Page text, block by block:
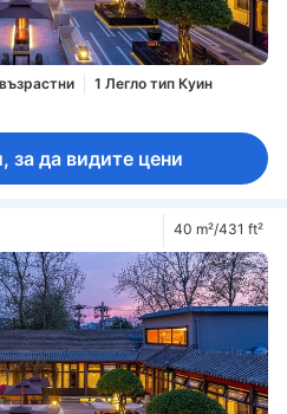
1 Легло тип Куин
за да видите цени
40 m²/431 ft²